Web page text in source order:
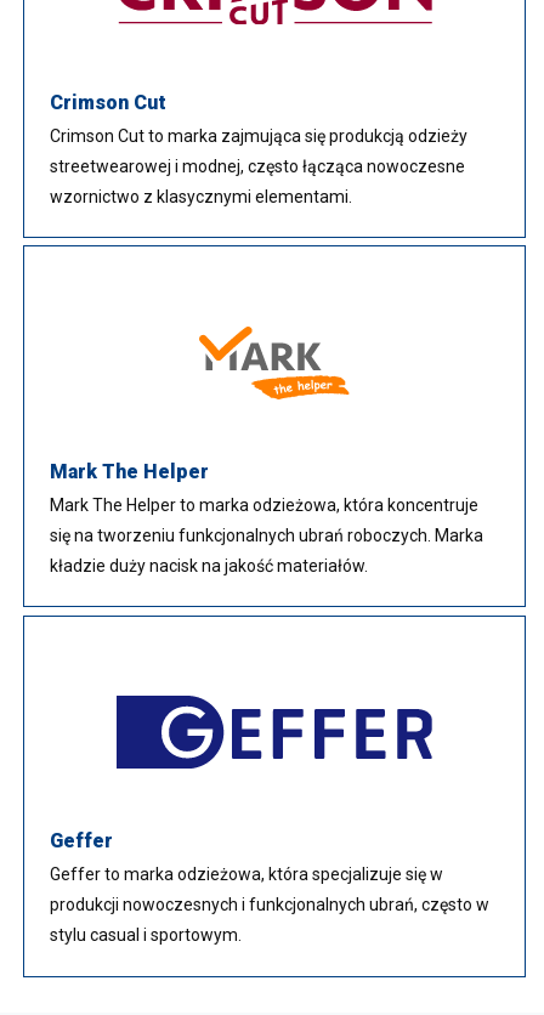
Crimson Cut
Crimson Cut to marka zajmująca się produkcją odzieży
streetwearowej i modnej, często łącząca nowoczesne
wzornictwo z klasycznymi elementami.
Mark The Helper
Mark The Helper to marka odzieżowa, która koncentruje
się na tworzeniu funkcjonalnych ubrań roboczych. Marka
kładzie duży nacisk na jakość materiałów.
Geffer
Geffer to marka odzieżowa, która specjalizuje się w
produkcji nowoczesnych i funkcjonalnych ubrań, często w
stylu casual i sportowym.